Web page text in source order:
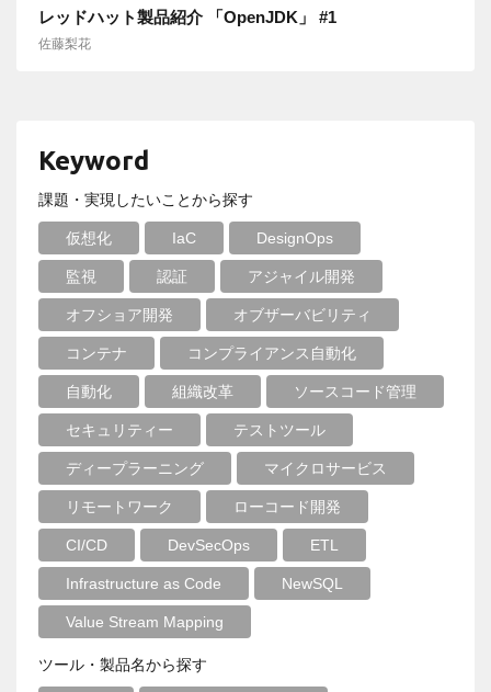
レッドハット製品紹介 「OpenJDK」 #1
佐藤梨花
Keyword
課題・実現したいことから探す
仮想化 IaC DesignOps
監視 認証 アジャイル開発
オフショア開発 オブザーバビリティ
コンテナ コンプライアンス自動化
自動化 組織改革 ソースコード管理
セキュリティー テストツール
ディープラーニング マイクロサービス
リモートワーク ローコード開発
CI/CD DevSecOps ETL
Infrastructure as Code NewSQL
Value Stream Mapping
ツール・製品名から探す